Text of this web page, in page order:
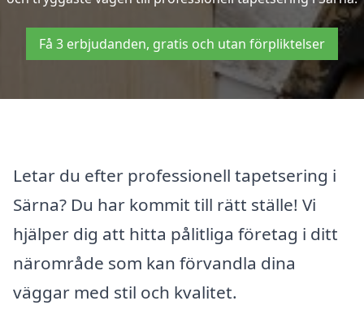
Få 3 erbjudanden, gratis och utan förpliktelser
Letar du efter professionell tapetsering i
Särna? Du har kommit till rätt ställe! Vi
hjälper dig att hitta pålitliga företag i ditt
närområde som kan förvandla dina
väggar med stil och kvalitet.